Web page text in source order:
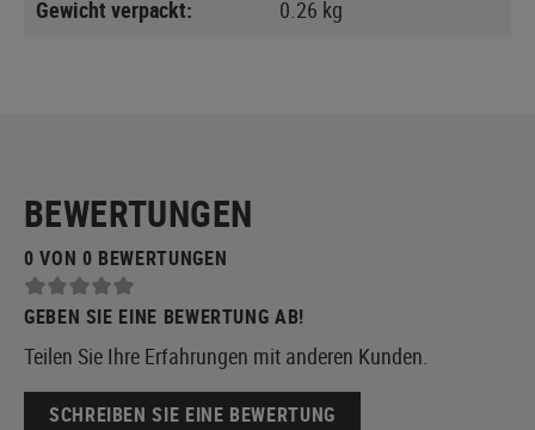
Gewicht verpackt: 0.26 kg
BEWERTUNGEN
0 VON 0 BEWERTUNGEN
GEBEN SIE EINE BEWERTUNG AB!
Teilen Sie Ihre Erfahrungen mit anderen Kunden.
SCHREIBEN SIE EINE BEWERTUNG